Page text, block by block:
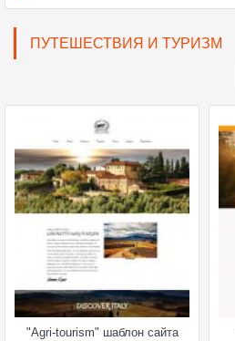
ПУТЕШЕСТВИЯ И ТУРИЗМ
"Agri-tourism" шаблон сайта